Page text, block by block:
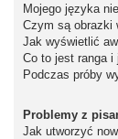
Mojego języka
Czym są obrazki
Jak wyświetlić
Co to jest ranga
Podczas próby
Problemy z
Jak utworzyć